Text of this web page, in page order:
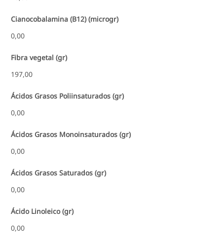
Cianocobalamina (B12) (microgr)
0,00
Fibra vegetal (gr)
197,00
Ácidos Grasos Poliinsaturados (gr)
0,00
Ácidos Grasos Monoinsaturados (gr)
0,00
Ácidos Grasos Saturados (gr)
0,00
Ácido Linoleico (gr)
0,00